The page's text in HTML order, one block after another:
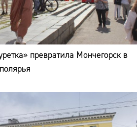
превратила Мончегорск в